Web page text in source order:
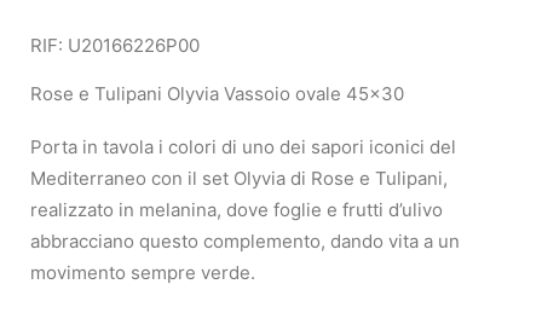
RIF: U20166226P00
Rose e Tulipani Olyvia Vassoio ovale 45×30
Porta in tavola i colori di uno dei sapori iconici del
Mediterraneo con il set Olyvia di Rose e Tulipani,
realizzato in melanina, dove foglie e frutti d’ulivo
abbracciano questo complemento, dando vita a un
movimento sempre verde.